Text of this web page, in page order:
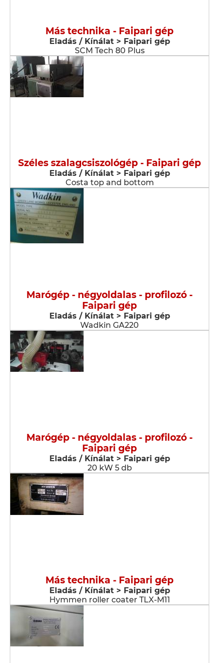
Más technika - Faipari gép
Eladás / Kínálat > Faipari gép
SCM Tech 80 Plus
Széles szalagcsiszológép - Faipari gép
Eladás / Kínálat > Faipari gép
Costa top and bottom
Marógép - négyoldalas - profilozó -
Faipari gép
Eladás / Kínálat > Faipari gép
Wadkin GA220
Marógép - négyoldalas - profilozó -
Faipari gép
Eladás / Kínálat > Faipari gép
20 kW 5 db
Más technika - Faipari gép
Eladás / Kínálat > Faipari gép
Hymmen roller coater TLX-M11